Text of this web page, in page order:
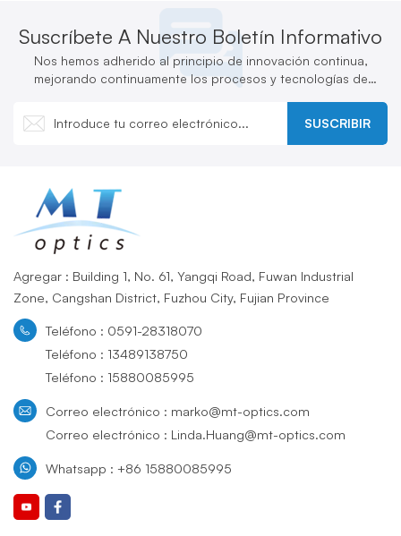
Suscríbete A Nuestro Boletín Informativo
Nos hemos adherido al principio de innovación continua,
mejorando continuamente los procesos y tecnologías de
SUSCRIBIR
Agregar : Building 1, No. 61, Yangqi Road, Fuwan Industrial
Zone, Cangshan District, Fuzhou City, Fujian Province
Teléfono : 0591-28318070
Teléfono : 13489138750
Teléfono : 15880085995
Correo electrónico : marko@mt-optics.com
Correo electrónico : Linda.Huang@mt-optics.com
Whatsapp : +86 15880085995